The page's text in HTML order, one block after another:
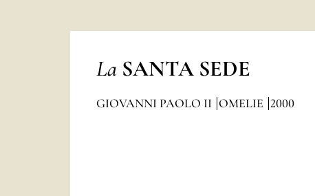
La SANTA SEDE
GIOVANNI PAOLO II OMELIE 2000